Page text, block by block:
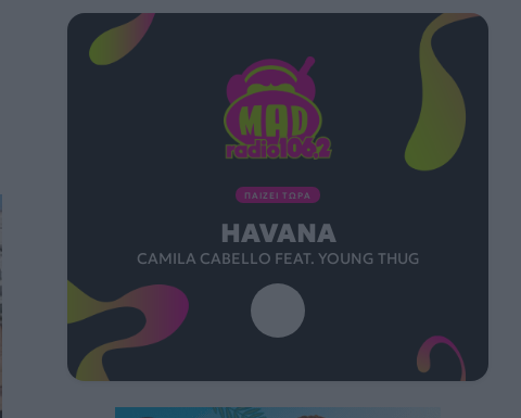
ΠΑΙΖΕΙ ΤΩΡΑ
HAVANA
CAMILA CABELLO FEAT. YOUNG THUG